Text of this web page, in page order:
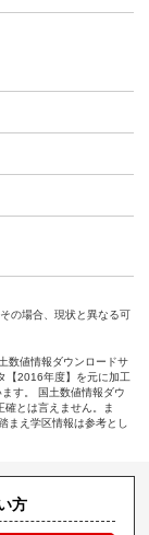
の場合、現状と異なる可
数値情報ダウンロードサ
【2016年度】を元に加工
す。 国土数値情報ダウ
確とは言えません。ま
まえ学区情報は参考とし
方